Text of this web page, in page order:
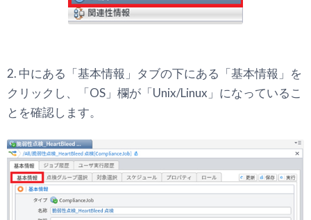
2. 中にある「基本情報」タブの下にある「基本情報」を
クリックし、「OS」欄が「Unix/Linux」になっているこ
とを確認します。